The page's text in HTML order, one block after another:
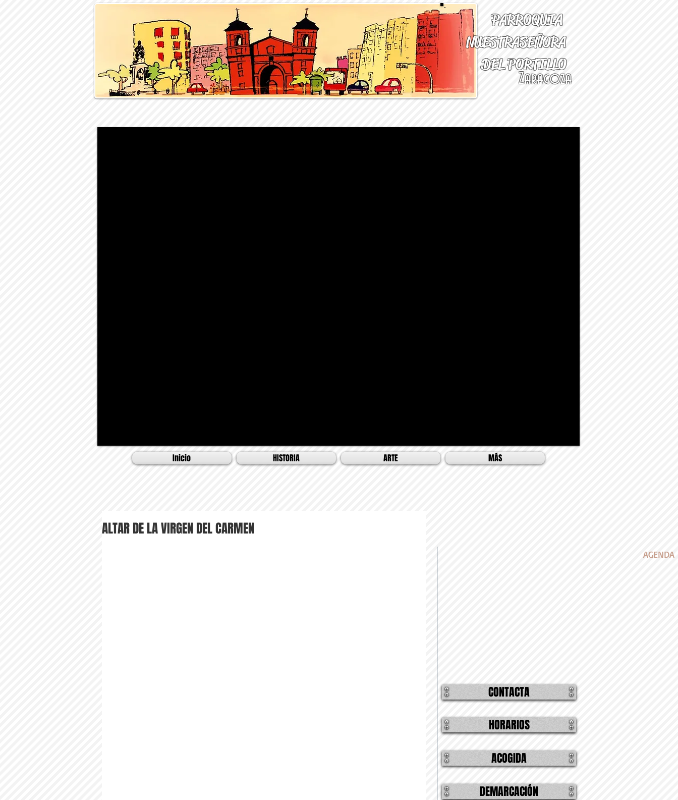
PARROQUIA
NUESTRASEÑORA
DEL PORTILLO
Zaragoza
Inicio HISTORIA ARTE MÁS
ALTAR DE LA VIRGEN DEL CARMEN
ACOGIDA
CONTACTA
HORARIOS
DEMARCACIÓN
AGENDA